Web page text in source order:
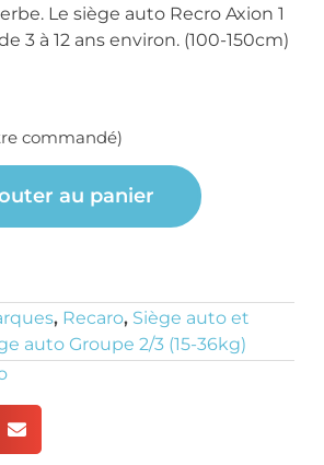
Le siège auto Recro Axion 1
3 à 12 ans environ. (100-150cm)
commandé)
au panier
, Recaro, Siège auto et
auto Groupe 2/3 (15-36kg)